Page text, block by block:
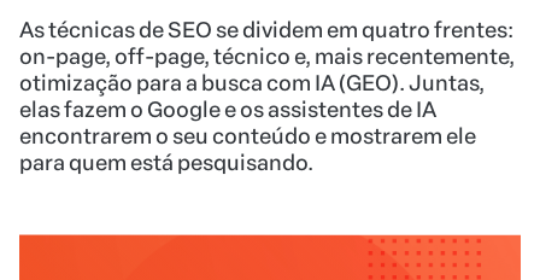
As técnicas de SEO se dividem em quatro frentes:
on-page, off-page, técnico e, mais recentemente,
otimização para a busca com IA (GEO). Juntas,
elas fazem o Google e os assistentes de IA
encontrarem o seu conteúdo e mostrarem ele
para quem está pesquisando.